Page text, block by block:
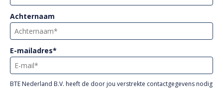
Achternaam
E-mailadres*
BTE Nederland B.V. heeft de door jou verstrekte contactgegevens nodig